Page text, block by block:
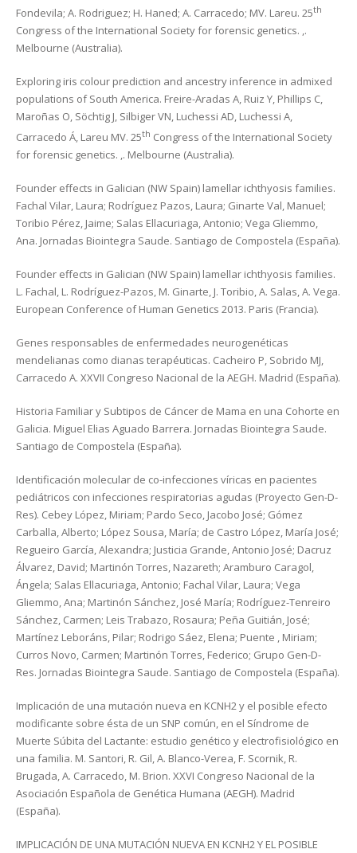
Fondevila; A. Rodriguez; H. Haned; A. Carracedo; MV. Lareu. 25th
Congress of the International Society for forensic genetics. ,.
Melbourne (Australia).
Exploring iris colour prediction and ancestry inference in admixed
populations of South America. Freire-Aradas A, Ruiz Y, Phillips C,
Maroñas O, Söchtig J, Silbiger VN, Luchessi AD, Luchessi A,
Carracedo Á, Lareu MV. 25th Congress of the International Society
for forensic genetics. ,. Melbourne (Australia).
Founder effects in Galician (NW Spain) lamellar ichthyosis families.
Fachal Vilar, Laura; Rodríguez Pazos, Laura; Ginarte Val, Manuel;
Toribio Pérez, Jaime; Salas Ellacuriaga, Antonio; Vega Gliemmo,
Ana. Jornadas Biointegra Saude. Santiago de Compostela (España).
Founder effects in Galician (NW Spain) lamellar ichthyosis families.
L. Fachal, L. Rodríguez-Pazos, M. Ginarte, J. Toribio, A. Salas, A. Vega.
European Conference of Human Genetics 2013. Paris (Francia).
Genes responsables de enfermedades neurogenéticas
mendelianas como dianas terapéuticas. Cacheiro P, Sobrido MJ,
Carracedo A. XXVII Congreso Nacional de la AEGH. Madrid (España).
Historia Familiar y Subtipos de Cáncer de Mama en una Cohorte en
Galicia. Miguel Elias Aguado Barrera. Jornadas Biointegra Saude.
Santiago de Compostela (España).
Identificación molecular de co-infecciones víricas en pacientes
pediátricos con infecciones respiratorias agudas (Proyecto Gen-D-
Res). Cebey López, Miriam; Pardo Seco, Jacobo José; Gómez
Carballa, Alberto; López Sousa, María; de Castro López, María José;
Regueiro García, Alexandra; Justicia Grande, Antonio José; Dacruz
Álvarez, David; Martinón Torres, Nazareth; Aramburo Caragol,
Ángela; Salas Ellacuriaga, Antonio; Fachal Vilar, Laura; Vega
Gliemmo, Ana; Martinón Sánchez, José María; Rodríguez-Tenreiro
Sánchez, Carmen; Leis Trabazo, Rosaura; Peña Guitián, José;
Martínez Leboráns, Pilar; Rodrigo Sáez, Elena; Puente , Miriam;
Curros Novo, Carmen; Martinón Torres, Federico; Grupo Gen-D-
Res. Jornadas Biointegra Saude. Santiago de Compostela (España).
Implicación de una mutación nueva en KCNH2 y el posible efecto
modificante sobre ésta de un SNP común, en el Síndrome de
Muerte Súbita del Lactante: estudio genético y electrofisiológico en
una familia. M. Santori, R. Gil, A. Blanco-Verea, F. Scornik, R.
Brugada, A. Carracedo, M. Brion. XXVI Congreso Nacional de la
Asociación Española de Genética Humana (AEGH). Madrid
(España).
IMPLICACIÓN DE UNA MUTACIÓN NUEVA EN KCNH2 Y EL POSIBLE